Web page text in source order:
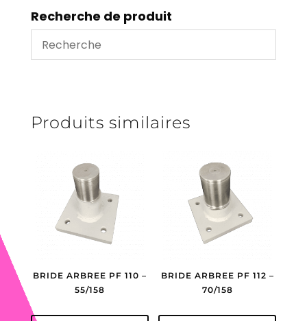
Recherche de produit
Produits similaires
BRIDE ARBREE PF 110 –
55/158
BRIDE ARBREE PF 112 –
70/158